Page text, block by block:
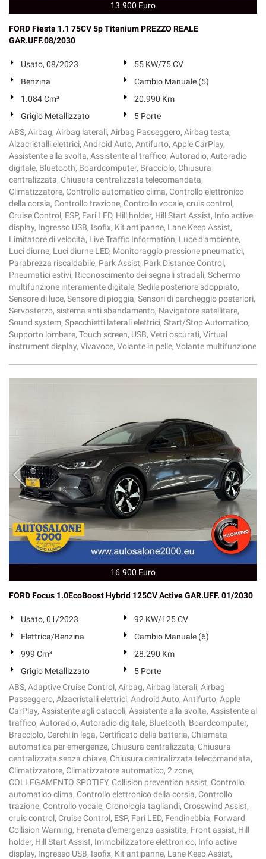
13.900 Euro
FORD Fiesta 1.1 75CV 5p Titanium PREZZO REALE
GAR.UFF.08/2030
Usato, 08/2023
55 KW/75 CV
Benzina
Cambio Manuale (5)
1.084 Cm³
20.990 Km
Grigio Metallizzato
5 Porte
ABS, Airbag, Airbag laterali, Airbag Passeggero, Airbag testa,
Alzacristalli elettrici, Android Auto, Antifurto, Apple CarPlay,
Assistente alla svolta, Assistente al traffico, Autoradio, Autoradio
digitale, Bluetooth, Boardcomputer, Bracciolo, Chiusura
centralizzata, Chiusura centralizzata telecomandata,
Climatizzatore, Controllo automatico clima, Controllo elettronico
della corsia, Controllo trazione, Controllo vocale, cruis control,
Cruise Control, ESP, Fari LED, Hill holder, Hill Start Assist, Info active
display, Ingresso USB, Isofix, Kit antipanne, Lane Keep Assist,
Limitatore di velocità, Live Traffic Information, Luce d'ambiente,
Luci diurne, Luci diurne LED, Monitoraggio pressione pneumatici,
Parabrezza riscaldabile, Park Assist, Park Distance Control,
Pneumatici estivi, Riconoscimento dei segnali stradali, Schermo
multifunzione interamente digitale, Sedile posteriore sdoppiato,
Sensore di luce, Sensore di pioggia, Sensori di parcheggio posteriori,
Servosterzo, sistema anti sbandamento, Navigatore satellitare,
Sound system, Specchietti laterali elettrici, Start/Stop Automatico,
Supporto lombare, Touch screen, USB, Vetri oscurati, Virtual
instrument display, Vivavoce, Volante in pelle, Volante multifunzione
16.900 Euro
FORD Focus 1.0EcoBoost Hybrid 125CV Active GAR.UFF. 01/2030
Usato, 01/2023
92 KW/125 CV
Elettrica/Benzina
Cambio Manuale (6)
999 Cm³
28.290 Km
Grigio Metallizzato
5 Porte
ABS, Adaptive Cruise Control, Airbag, Airbag laterali, Airbag
Passeggero, Alzacristalli elettrici, Android Auto, Antifurto, Apple
CarPlay, Assistente agli ostacoli, Assistente alla svolta, Assistente al
traffico, Autoradio, Autoradio digitale, Bluetooth, Boardcomputer,
Bracciolo, Cerchi in lega, Certificato della batteria, Chiamata
automatica per emergenze, Chiusura centralizzata, Chiusura
centralizzata senza chiave, Chiusura centralizzata telecomandata,
Climatizzatore, Climatizzatore automatico, 2 zone,
COLLEGAMENTO SPOTIFY, Collision prevention assist, Controllo
automatico clima, Controllo elettronico della corsia, Controllo
trazione, Controllo vocale, Cronologia tagliandi, Crosswind Assist,
cruis control, Cruise Control, ESP, Fari LED, Fendinebbia, Forward
Collision Warning, Frenata d'emergenza assistita, Front assist, Hill
holder, Hill Start Assist, Immobilizzatore elettronico, Info active
display, Ingresso USB, Isofix, Kit antipanne, Lane Keep Assist,